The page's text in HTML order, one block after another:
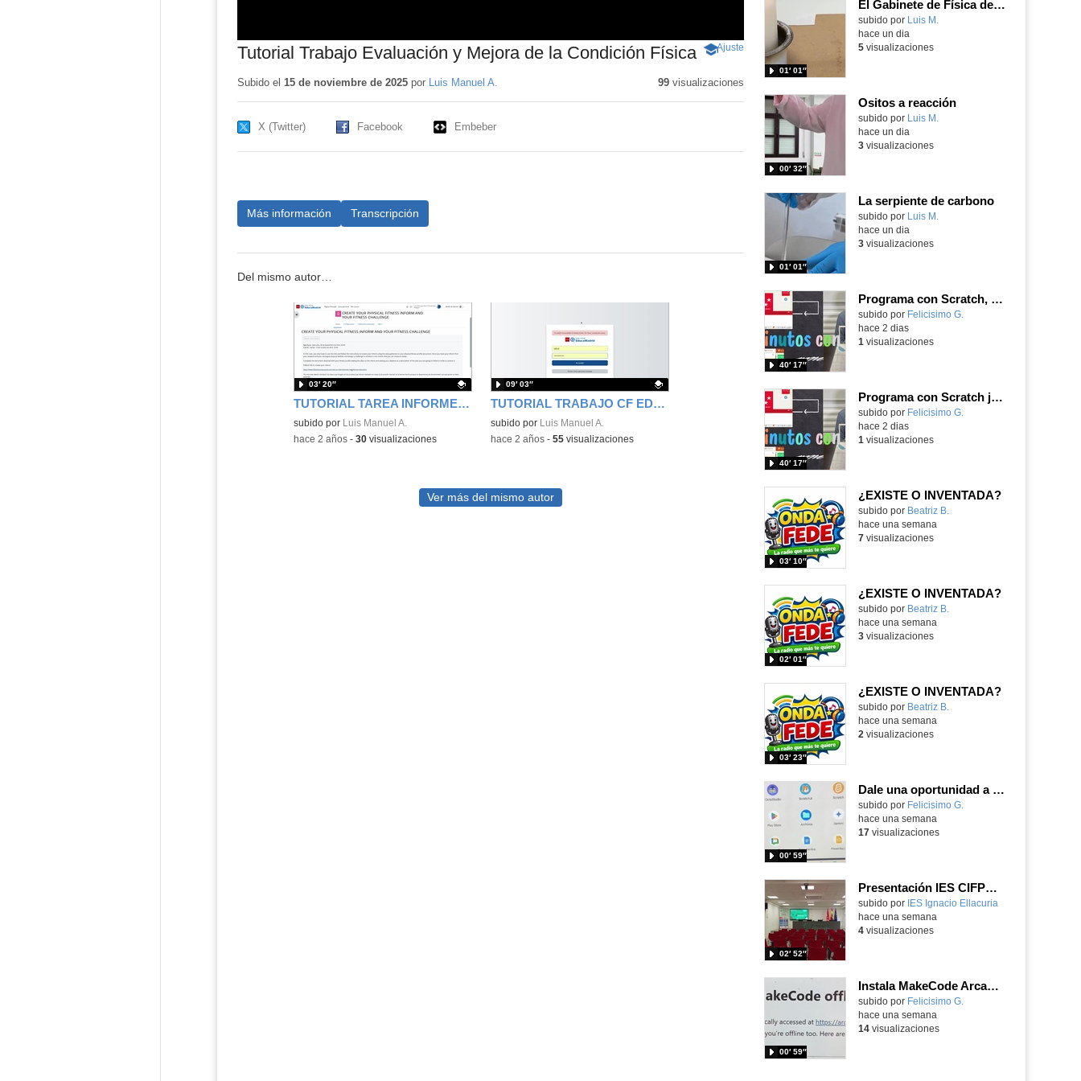
Tutorial Trabajo Evaluación y Mejora de la Condición Física -
educativo
Ajuste
pantalla
Subido el 15 de noviembre de 2025por Luis Manuel A. 99visualizaciones
X (Twitter) Facebook Embeber
Más información Transcripción
Del mismo autor…
TUTORIAL TAREA INFORME CONDICIÓN FÍSICA CON DRIVE U OFFICE 365 - Contenido educativo
Contenido educativo.
subido por Luis Manuel A.
03′ 20″
-hace 2 años- 30visualizaciones
TUTORIAL TRABAJO CF EDUCACIÓN FÍSICA
Contenido educativo.
subido por Luis Manuel A.
09′ 03″
-hace 2 años- 55visualizaciones
Ver más del mismo autor
El Gabinete de Física del IES Enrique Tierno Galván de Parla (Curso 25-26)
Contenido educativo.
subido por Luis M.
01′ 01″
hace un dia
5visualizaciones
Ositos a reacción
Contenido educativo.
subido por Luis M.
00′ 32″
hace un dia
3visualizaciones
La serpiente de carbono
Contenido educativo.
subido por Luis M.
01′ 01″
hace un dia
3visualizaciones
Programa con Scratch, 8 diferentes juegos para vivir la emoción de los partidos de España en el mundial 2026
Contenido educativo.
subido por Felicisimo G.
40′ 17″
hace 2 dias
1 visualizaciones
Programa con Scratch juegos con los partidos del mundial 2026 ganados por España
Contenido educativo.
subido por Felicisimo G.
40′ 17″
hace 2 dias
1 visualizaciones
¿EXISTE O INVENTADA?
Contenido educativo.
subido por Beatriz B.
03′ 10″
hace una semana
7visualizaciones
¿EXISTE O INVENTADA?
Contenido educativo.
subido por Beatriz B.
02′ 01″
hace una semana
3visualizaciones
¿EXISTE O INVENTADA?
Contenido educativo.
subido por Beatriz B.
03′ 23″
hace una semana
2 visualizaciones
Dale una oportunidad a los Chromebooks y utiliza un proyector para realizar talleres si no tienes pantallas táctiles
Contenido educativo.
subido por Felicisimo G.
00′ 59″
hace una semana
17visualizaciones
Presentación IES CIFPD Ignacio Ellacuría
Contenido educativo.
subido por IES Ignacio Ellacuria
02′ 52″
hace una semana
4visualizaciones
Instala MakeCode Arcade para trabajar offline en tu tablet, ordenador, Chromebook
Contenido educativo.
subido por Felicisimo G.
00′ 59″
hace una semana
14visualizaciones